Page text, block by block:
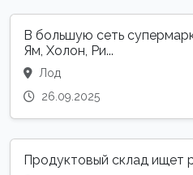
В большую сеть
Ям, Холон, Ри...
Лод
26.09.2025
Продуктовый склад ищет